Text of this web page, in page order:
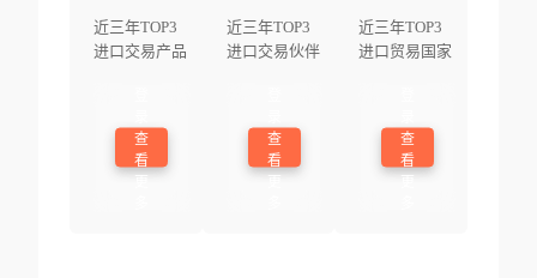
近三年TOP3
进口交易产品
查
看
近三年TOP3
进口交易伙伴
查
看
近三年TOP3
进口贸易国家
查
看